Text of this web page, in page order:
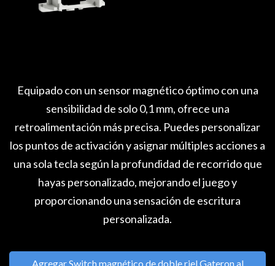
Equipado con un sensor magnético óptimo con una
sensibilidad de solo 0,1 mm, ofrece una
retroalimentación más precisa. Puedes personalizar
los puntos de activación y asignar múltiples acciones a
una sola tecla según la profundidad de recorrido que
hayas personalizado, mejorando el juego y
proporcionando una sensación de escritura
personalizada.
Agregar Switch magnético de doble riel Gateron al